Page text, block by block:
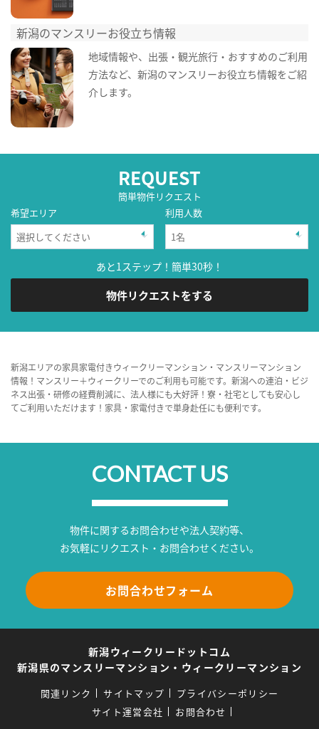
新潟のマンスリーお役立ち情報
地域情報や、出張・観光旅行・おすすめのご利用
方法など、新潟のマンスリーお役立ち情報をご紹
介します。
REQUEST
簡単物件リクエスト
希望エリア
利用人数
あと1ステップ！簡単30秒！
物件リクエストをする
新潟エリアの家具家電付きウィークリーマンション・マンスリーマンション
情報！マンスリー＋ウィークリーでのご利用も可能です。新潟への連泊・ビジ
ネス出張・研修の経費削減に、法人様にも大好評！寮・社宅としても安心し
てご利用いただけます！家具・家電付きで単身赴任にも便利です。
CONTACT US
物件に関するお問合わせや法人契約等、
お気軽にリクエスト・お問合わせください。
お問合わせフォーム
新潟ウィークリードットコム
新潟県のマンスリーマンション・ウィークリーマンション
関連リンク サイトマップ
プライバシーポリシー
サイト運営会社
お問合わせ